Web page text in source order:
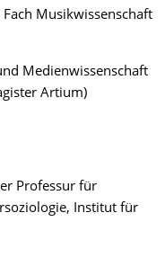
Musikwissenschaft
Medienwissenschaft
Artium)
Professur für
Institut für